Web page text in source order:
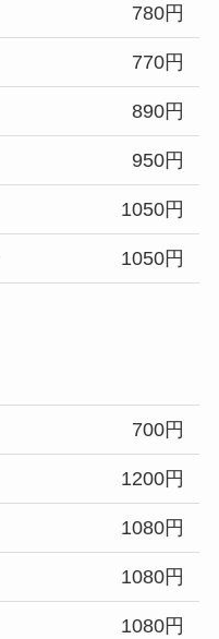
780円
770円
890円
950円
1050円
1050円
700円
1200円
1080円
1080円
1080円